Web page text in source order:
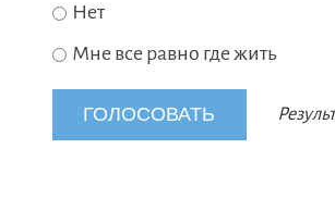
Нет
Мне все равно где жить